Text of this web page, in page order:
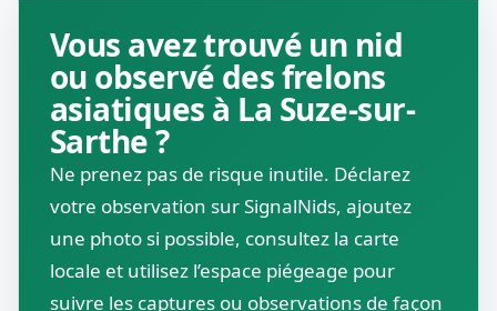
Vous avez trouvé un nid
ou observé des frelons
asiatiques à La Suze-sur-
Sarthe ?
Ne prenez pas de risque inutile. Déclarez
votre observation sur SignalNids, ajoutez
une photo si possible, consultez la carte
locale et utilisez l’espace piégeage pour
suivre les captures ou observations de façon